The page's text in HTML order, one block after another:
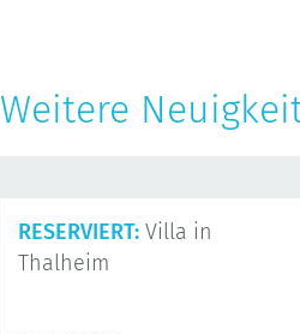
Weitere
RESERVIERT: Villa in
Thalheim